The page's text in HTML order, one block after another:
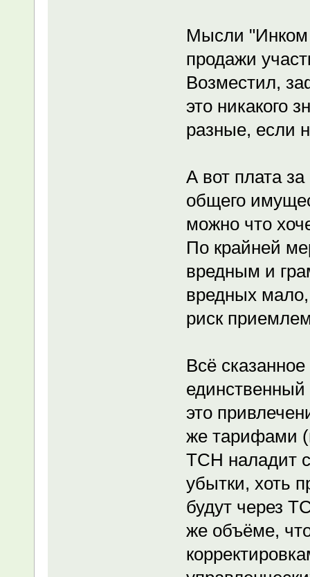
Мысли "Инком
продажи
Возместил,
это никакого
разные, если
А вот плата
общего
можно что
По крайней
вредным и
вредных
риск
Всё
это
же тарифами
ТСН наладит
убытки, хоть
будут через
же объёме,